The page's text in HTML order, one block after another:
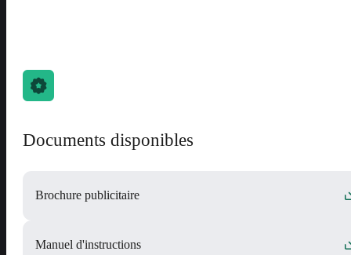
Documents disponibles
Brochure publicitaire
Manuel d'instructions